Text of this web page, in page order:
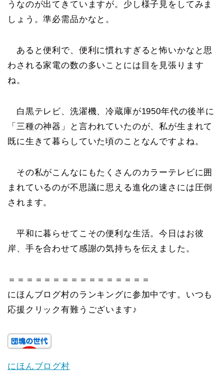
うなのが出てきていますが。少し様子見をしてみま
しょう。準必需品かなと。
あると便利で、便利に慣れすぎると怖いかなと思
わされる家電の数の多いことには目を見張ります
ね。
白黒テレビ、洗濯機、冷蔵庫が1950年代の後半に
「三種の神器」と言われていたのが、私が生まれて
既に生きて暮らしていた頃のことなんですよね。
その私がこんなにもたくさんのカラーテレビに囲
まれているのが不思議に思える進化の速さには圧倒
されます。
平和に暮らせてこその便利な生活。今日はお彼
岸、手を合わせて感謝の気持ちを伝えました。
＝＝＝＝＝＝＝＝＝＝＝＝＝＝＝＝
にほんブログ村のランキングに参加中です。いつも
応援クリック有難うございます♪
にほんブログ村